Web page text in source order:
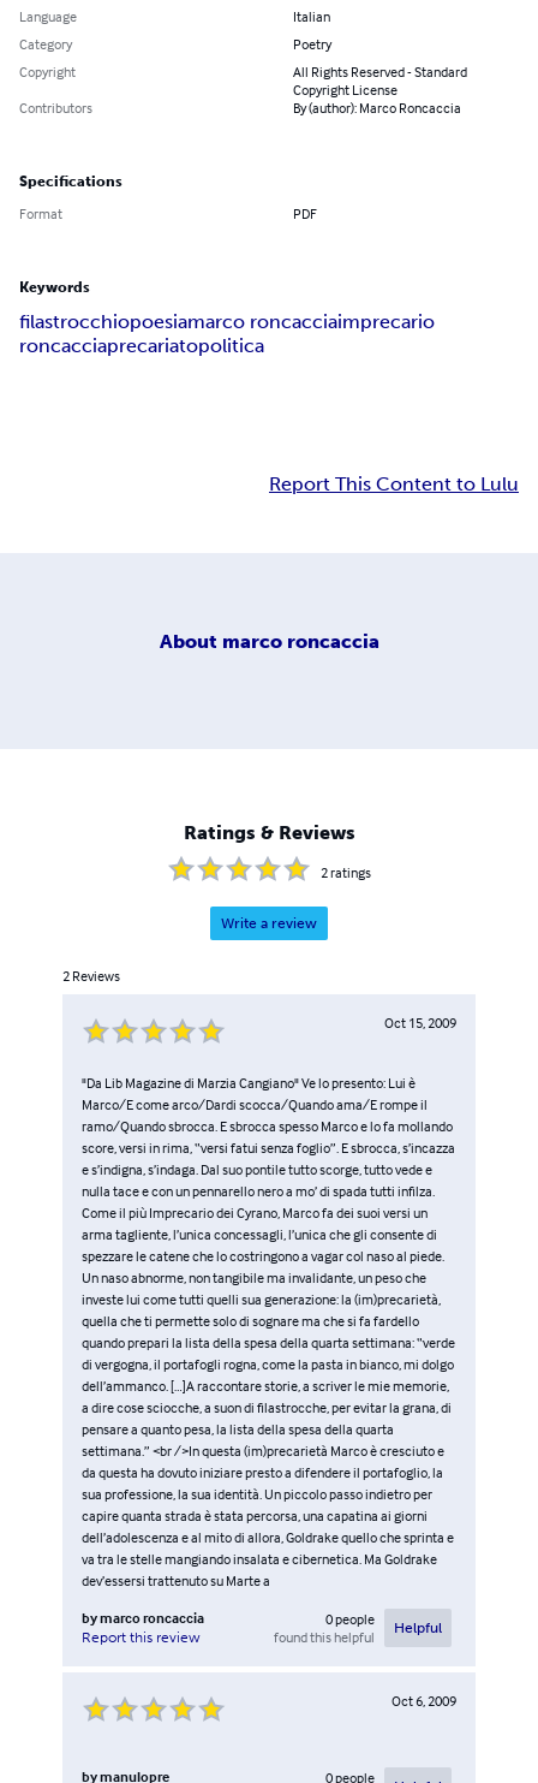
Language
Italian
Category
Poetry
Copyright
All Rights Reserved - Standard
Copyright License
Contributors
By (author): Marco Roncaccia
Specifications
Format PDF
Keywords
filastrocchiopoesiamarco roncacciaimprecario
roncacciaprecariatopolitica
Report This Content to Lulu
About marco roncaccia
Ratings & Reviews
2ratings
Write a review
2 Reviews
Oct 15, 2009
"Da Lib Magazine di Marzia Cangiano" Ve lo presento: Lui è
Marco/E come arco/Dardi scocca/Quando ama/E rompe il
ramo/Quando sbrocca. E sbrocca spesso Marco e lo fa mollando
score, versi in rima, “versi fatui senza foglio”. E sbrocca, s’incazza
e s’indigna, s’indaga. Dal suo pontile tutto scorge, tutto vede e
nulla tace e con un pennarello nero a mo’ di spada tutti infilza.
Come il più Imprecario dei Cyrano, Marco fa dei suoi versi un
arma tagliente, l’unica concessagli, l’unica che gli consente di
spezzare le catene che lo costringono a vagar col naso al piede.
Un naso abnorme, non tangibile ma invalidante, un peso che
investe lui come tutti quelli sua generazione: la (im)precarietà,
quella che ti permette solo di sognare ma che si fa fardello
quando prepari la lista della spesa della quarta settimana: “verde
di vergogna, il portafogli rogna, come la pasta in bianco, mi dolgo
dell’ammanco. […]A raccontare storie, a scriver le mie memorie,
a dire cose sciocche, a suon di filastrocche, per evitar la grana, di
pensare a quanto pesa, la lista della spesa della quarta
settimana.” <br />In questa (im)precarietà Marco è cresciuto e
da questa ha dovuto iniziare presto a difendere il portafoglio, la
sua professione, la sua identità. Un piccolo passo indietro per
capire quanta strada è stata percorsa, una capatina ai giorni
dell’adolescenza e al mito di allora, Goldrake quello che sprinta e
va tra le stelle mangiando insalata e cibernetica. Ma Goldrake
dev’essersi trattenuto su Marte a
bymarco roncaccia
Report this review
0people
found this helpful
Helpful
Oct 6, 2009
bymanulopre 0people